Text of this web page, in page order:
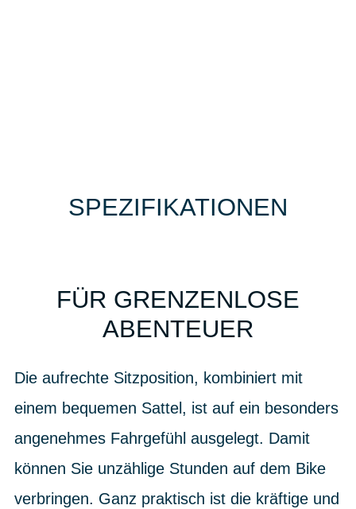
SPEZIFIKATIONEN
FÜR GRENZENLOSE
ABENTEUER
Die aufrechte Sitzposition, kombiniert mit
einem bequemen Sattel, ist auf ein besonders
angenehmes Fahrgefühl ausgelegt. Damit
können Sie unzählige Stunden auf dem Bike
verbringen. Ganz praktisch ist die kräftige und